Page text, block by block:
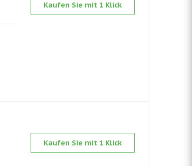
Kaufen Sie mit 1 Klick
Kaufen Sie mit 1 Klick